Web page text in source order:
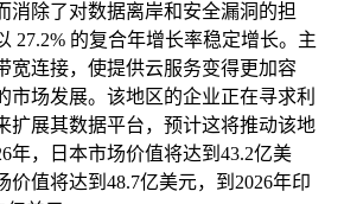
消除了对数据离岸和安全漏洞的担
27.2% 的复合年增长率稳定增长。主
宽连接，使提供云服务变得更加容
市场发展。该地区的企业正在寻求利
扩展其数据平台，预计这将推动该地
年，日本市场价值将达到43.2亿美
价值将达到48.7亿美元，到2026年印